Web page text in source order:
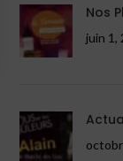
Nos
juin 1,